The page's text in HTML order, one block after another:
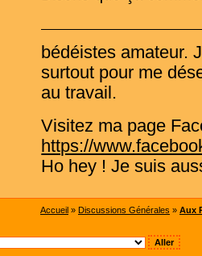
bédéistes amateur.
surtout pour me
au travail.
Visitez ma page
https://
Ho hey ! Je suis
Accueil » Discussions Générales » Aux